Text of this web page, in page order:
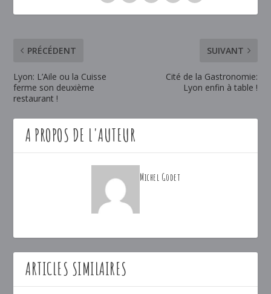
PRÉCÉDENT
Lyon: L’Aile ou la Cuisse
ferme son deuxième
restaurant !
SUIVANT
Cité de la Gastronomie:
Lyon enfin à table !
A PROPOS DE L'AUTEUR
Michel Godet
ARTICLES SIMILAIRES